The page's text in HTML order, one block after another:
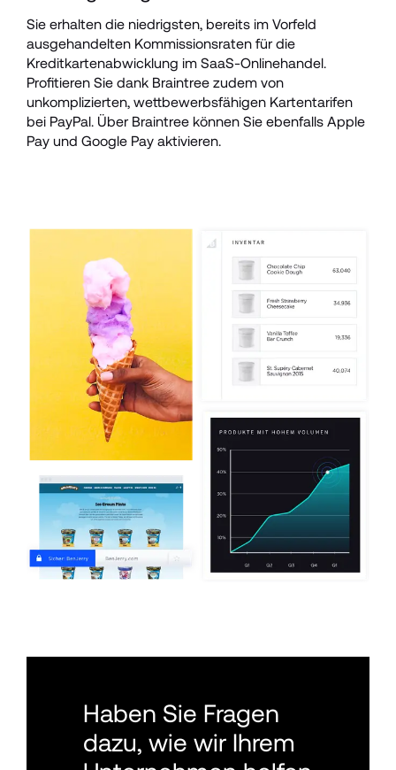
Sie erhalten die niedrigsten, bereits im Vorfeld
ausgehandelten Kommissionsraten für die
Kreditkartenabwicklung im SaaS-Onlinehandel.
Profitieren Sie dank Braintree zudem von
unkomplizierten, wettbewerbsfähigen Kartentarifen
bei PayPal. Über Braintree können Sie ebenfalls Apple
Pay und Google Pay aktivieren.
Haben Sie Fragen
dazu, wie wir Ihrem